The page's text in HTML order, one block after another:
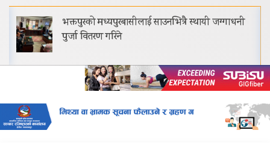
भक्तपुरको मध्यपुरबासीलाई साउनभित्रै स्थायी जग्गाधनी
पुर्जा वितरण गरिने